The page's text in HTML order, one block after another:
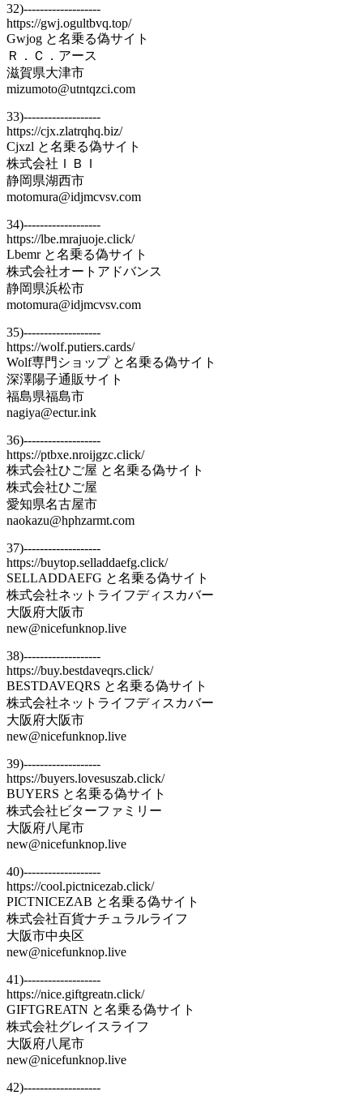
32)-------------------
https://gwj.ogultbvq.top/
Gwjog と名乗る偽サイト
Ｒ．Ｃ．アース
滋賀県大津市
mizumoto@utntqzci.com
33)-------------------
https://cjx.zlatrqhq.biz/
Cjxzl と名乗る偽サイト
株式会社ＩＢＩ
静岡県湖西市
motomura@idjmcvsv.com
34)-------------------
https://lbe.mrajuoje.click/
Lbemr と名乗る偽サイト
株式会社オートアドバンス
静岡県浜松市
motomura@idjmcvsv.com
35)-------------------
https://wolf.putiers.cards/
Wolf専門ショップ と名乗る偽サイト
深澤陽子通販サイト
福島県福島市
nagiya@ectur.ink
36)-------------------
https://ptbxe.nroijgzc.click/
株式会社ひご屋 と名乗る偽サイト
株式会社ひご屋
愛知県名古屋市
naokazu@hphzarmt.com
37)-------------------
https://buytop.selladdaefg.click/
SELLADDAEFG と名乗る偽サイト
株式会社ネットライフディスカバー
大阪府大阪市
new@nicefunknop.live
38)-------------------
https://buy.bestdaveqrs.click/
BESTDAVEQRS と名乗る偽サイト
株式会社ネットライフディスカバー
大阪府大阪市
new@nicefunknop.live
39)-------------------
https://buyers.lovesuszab.click/
BUYERS と名乗る偽サイト
株式会社ビターファミリー
大阪府八尾市
new@nicefunknop.live
40)-------------------
https://cool.pictnicezab.click/
PICTNICEZAB と名乗る偽サイト
株式会社百貨ナチュラルライフ
大阪市中央区
new@nicefunknop.live
41)-------------------
https://nice.giftgreatn.click/
GIFTGREATN と名乗る偽サイト
株式会社グレイスライフ
大阪府八尾市
new@nicefunknop.live
42)-------------------